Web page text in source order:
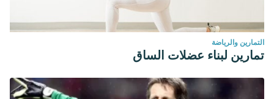
التمارين والرياضة
تمارين لبناء عضلات الساق